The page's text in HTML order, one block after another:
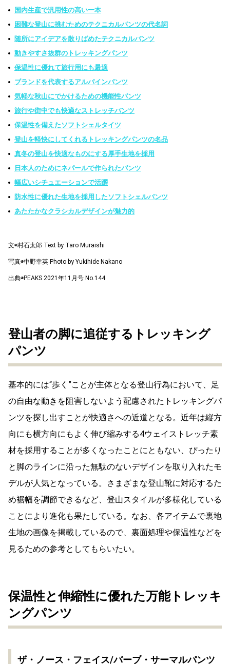
国内生産で汎用性の高い一本
困難な登山に挑むためのテクニカルパンツの代名詞
随所にアイデアを散りばめたテクニカルパンツ
動きやすさ抜群のトレッキングパンツ
保温性に優れて旅行用にも最適
ブランドを代表するアルパインパンツ
気軽な秋山にでかけるための機能性パンツ
旅行や街中でも快適なストレッチパンツ
保温性を備えたソフトシェルタイツ
登山を軽快にしてくれるトレッキングパンツの名品
真冬の登山を快適なものにする厚手生地を採用
日本人のためにネパールで作られたパンツ
幅広いシチュエーションで活躍
防水性に優れた生地を採用したソフトシェルパンツ
あたたかなクラシカルデザインが魅力的
文◉村石太郎 Text by Taro Muraishi
写真◉中野幸英 Photo by Yukihide Nakano
出典◉PEAKS 2021年11月号 No.144
登山者の脚に追従するトレッキング
パンツ
基本的には“歩く”ことが主体となる登山行為において、足
の自由な動きを阻害しないよう配慮されたトレッキングパ
ンツを探し出すことが快適さへの近道となる。近年は縦方
向にも横方向にもよく伸び縮みする4ウェイストレッチ素
材を採用することが多くなったことにともない、ぴったり
と脚のラインに沿った無駄のないデザインを取り入れたモ
デルが人気となっている。さまざまな登山靴に対応するた
め裾幅を調節できるなど、登山スタイルが多様化している
ことにより進化も果たしている。なお、各アイテムで裏地
生地の画像を掲載しているので、裏面処理や保温性などを
見るための参考としてもらいたい。
保温性と伸縮性に優れた万能トレッキ
ングパンツ
ザ・ノース・フェイス/バーブ・サーマルパンツ